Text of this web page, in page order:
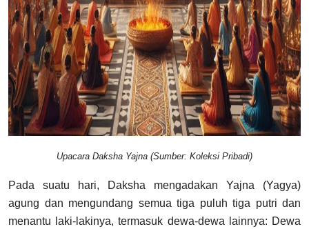
Upacara Daksha Yajna (Sumber: Koleksi Pribadi)
Pada suatu hari, Daksha mengadakan Yajna (Yagya)
agung dan mengundang semua tiga puluh tiga putri dan
menantu laki-lakinya, termasuk dewa-dewa lainnya: Dewa